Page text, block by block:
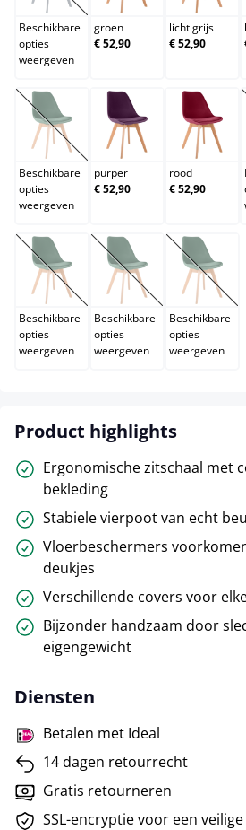
Beschikbare
opties
weergeven
groen
€ 52,90
licht grijs
€ 52,90
oranje
(Deze optie is momenteel niet
Beschikbare
opties
weergeven
purper
purper
€ 52,90
rood
rood
€ 52,90
wit/wit
(Deze optie is momenteel niet
Beschikbare
opties
weergeven
zwart
(Deze optie is
Beschikbare
opties
weergeven
zwart/
(Deze
Beschikbare
opties
weergeven
Product highlights
Ergonomische zitschaal met
bekleding
Stabiele vierpoot van echt
Vloerbeschermers
deukjes
Verschillende covers voor
Bijzonder handzaam door
eigengewicht
Diensten
Betalen met Ideal
14 dagen retourrecht
Gratis retourneren
SSL-encryptie voor een